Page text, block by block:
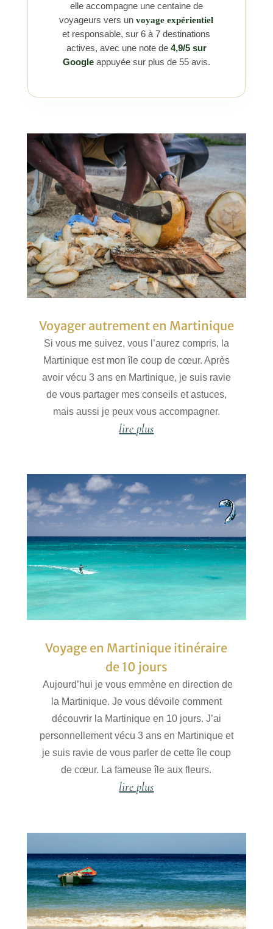
elle accompagne une centaine de
voyageurs vers unvoyage expérientiel
et responsable, sur 6 à 7 destinations
actives, avec une note de 4,9/5 sur
Googleappuyée sur plus de 55 avis.
Voyager autrement en Martinique
Si vous me suivez, vous l’aurez compris, la
Martinique est mon île coup de cœur. Après
avoir vécu 3 ans en Martinique, je suis ravie
de vous partager mes conseils et astuces,
mais aussi je peux vous accompagner.
lire plus
Voyage en Martinique itinéraire
de 10 jours
Aujourd’hui je vous emmène en direction de
la Martinique. Je vous dévoile comment
découvrir la Martinique en 10 jours. J’ai
personnellement vécu 3 ans en Martinique et
je suis ravie de vous parler de cette île coup
de cœur. La fameuse île aux fleurs.
lire plus